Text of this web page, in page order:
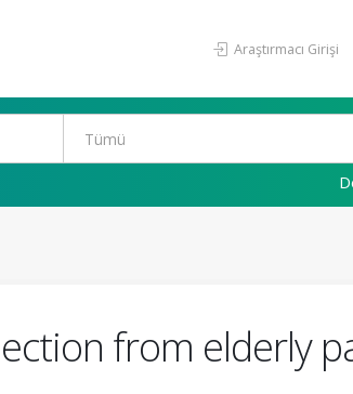
Araştırmacı Girişi
from elderly